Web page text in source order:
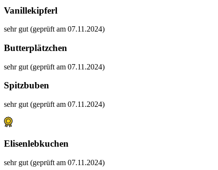
Vanillekipferl
sehr gut (geprüft am 07.11.2024)
Butterplätzchen
sehr gut (geprüft am 07.11.2024)
Spitzbuben
sehr gut (geprüft am 07.11.2024)
Elisenlebkuchen
sehr gut (geprüft am 07.11.2024)